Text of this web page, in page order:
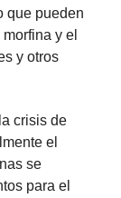
que pueden
y el
y otros
crisis de
el
se
para el